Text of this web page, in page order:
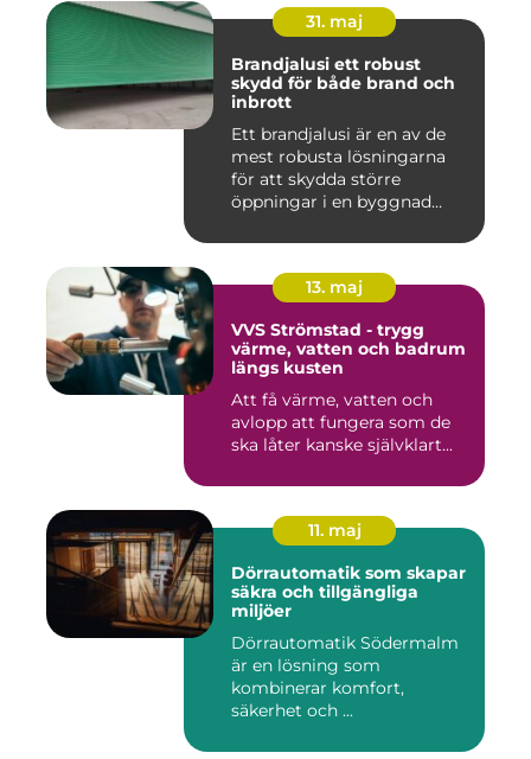
31. maj
Brandjalusi ett robust
skydd för både brand och
inbrott
Ett brandjalusi är en av de
mest robusta lösningarna
för att skydda större
öppningar i en byggnad
13. maj
VVS Strömstad - trygg
värme, vatten och badrum
längs kusten
Att få värme, vatten och
avlopp att fungera som de
ska låter kanske självklart...
11. maj
Dörrautomatik som skapar
säkra och tillgängliga
miljöer
Dörrautomatik Södermalm
är en lösning som
kombinerar komfort,
säkerhet och ...